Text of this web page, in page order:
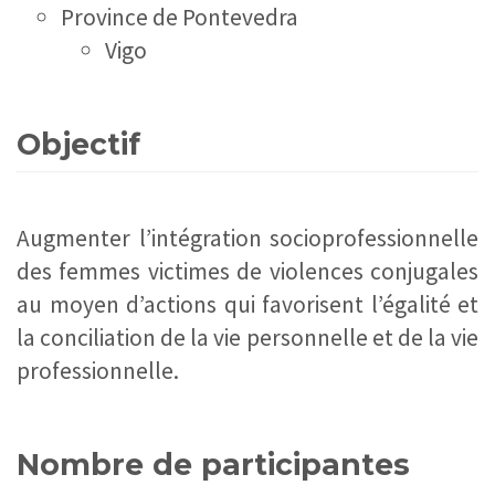
Province de Pontevedra
Vigo
Objectif
Augmenter l’intégration socioprofessionnelle
des femmes victimes de violences conjugales
au moyen d’actions qui favorisent l’égalité et
la conciliation de la vie personnelle et de la vie
professionnelle.
Nombre de participantes